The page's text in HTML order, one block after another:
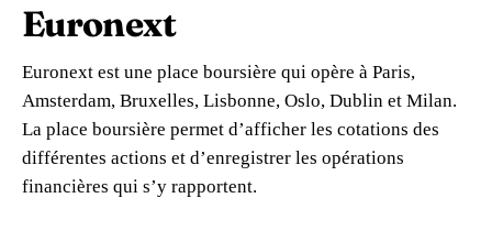
🇧🇪 Belgique
Allemagne
🇮🇹 Italie
🇳🇴 Norvège
🇨🇭 Suisse
🇧🇪 Belgique
🇩🇪Allemagne
🇮🇹 Italie
Expert-comptable Amazon
Blog
Glossaire
Vérifier un n° TVA
Calculateur de TVA
Euronext
Euronext est une place boursière qui opère à Paris,
Amsterdam, Bruxelles, Lisbonne, Oslo, Dublin et Milan.
La place boursière permet d’afficher les cotations des
différentes actions et d’enregistrer les opérations
financières qui s’y rapportent.